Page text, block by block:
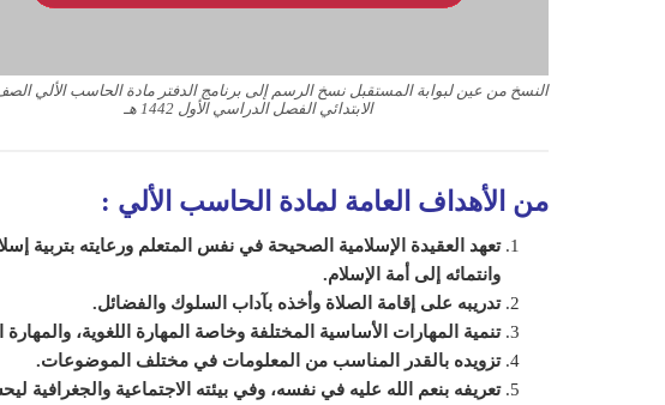
النسخ من عين لبوابة المستقبل نسخ الرسم إلى برنامج الدفتر مادة الحاسب الألي
الابتدائي الفصل الدراسي الأول 1442 هـ
من الأهداف العامة لمادة الحاسب الألي :
تعهد العقيدة الإسلامية الصحيحة في نفس المتعلم ورعايته بتربية
وانتمائه إلى أمة الإسلام.
تدريبه على إقامة الصلاة وأخذه بآداب السلوك والفضائل.
تنمية المهارات الأساسية المختلفة وخاصة المهارة اللغوية، والمهارة
تزويده بالقدر المناسب من المعلومات في مختلف الموضوعات.
تعريفه بنعم الله عليه في نفسه، وفي بيئته الاجتماعية والجغرافية